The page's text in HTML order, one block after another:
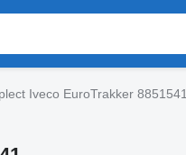
Iveco EuroTrakker 8851541